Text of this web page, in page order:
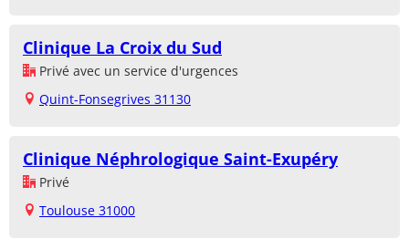
Clinique La Croix du Sud
Privé avec un service d'urgences
Quint-Fonsegrives 31130
Clinique Néphrologique Saint-Exupéry
Privé
Toulouse 31000